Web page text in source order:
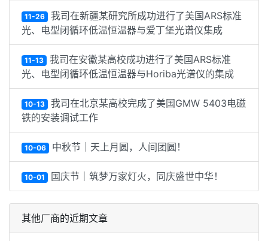
11-26 我司在新疆某研究所成功进行了美国ARS标准
光、电型闭循环低温恒温器与爱丁堡光谱仪集成
11-13 我司在安徽某高校成功进行了美国ARS标准
光、电型闭循环低温恒温器与Horiba光谱仪的集成
10-13 我司在北京某高校完成了美国GMW 5403电磁
铁的安装调试工作
10-06 中秋节｜天上月圆，人间团圆！
10-01 国庆节｜筑梦万家灯火，同庆盛世中华！
其他厂商的近期文章